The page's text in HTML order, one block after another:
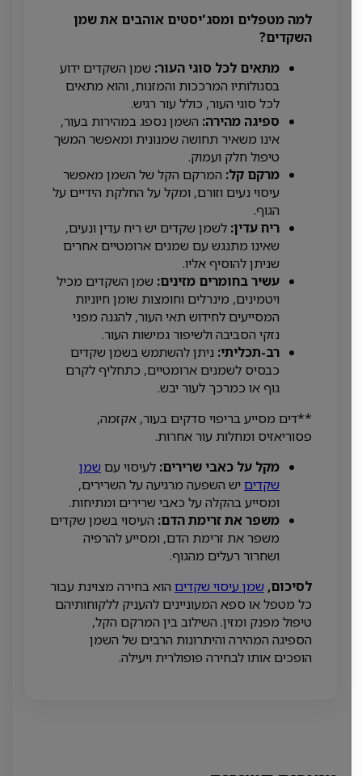
למה מטפלים ומסג'יסטים אוהבים את שמן
השקדים?
מתאים לכל סוגי העור:שמן השקדים ידוע
בסגולותיו המרככות והמזנות, והוא מתאים
לכל סוגי העור, כולל עור רגיש.
ספיגה מהירה:השמן נספג במהירות בעור,
אינו משאיר תחושה שמנונית ומאפשר המשך
טיפול חלק ועמוק.
מרקם קל:המרקם הקל של השמן מאפשר
עיסוי נעים וזורם, ומקל על החלקת הידיים על
הגוף.
ריח עדין:לשמן שקדים יש ריח עדין ונעים,
שאינו מתנגש עם שמנים ארומטיים אחרים
שניתן להוסיף אליו.
עשיר בחומרים מזינים:שמן השקדים מכיל
ויטמינים, מינרלים וחומצות שומן חיוניות
המסייעים לחידוש תאי העור, להגנה מפני
נזקי הסביבה ולשיפור גמישות העור.
רב-תכליתי:ניתן להשתמש בשמן שקדים
כבסיס לשמנים ארומטיים, כתחליף לקרם
גוף או כמרכך לעור יבש.
**דים מסייע בריפוי סדקים בעור, אקזמה,
פסוריאזיס ומחלות עור אחרות.
מקל על כאבי שרירים:לעיסוי עםשמן
שקדיםיש השפעה מרגיעה על השרירים,
ומסייע בהקלה על כאבי שרירים ומתיחות.
משפר את זרימת הדם:העיסוי בשמן שקדים
משפר את זרימת הדם, ומסייע להרפיה
ושחרור רעלים מהגוף.
לסיכום,שמן עיסוי שקדיםהוא בחירה מצוינת עבור
כל מטפל או ספא המעוניינים להעניק ללקוחותיהם
טיפול מפנק ומזין. השילוב בין המרקם הקל,
הספיגה המהירה והיתרונות הרבים של השמן
הופכים אותו לבחירה פופולרית ויעילה.